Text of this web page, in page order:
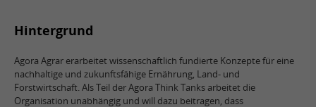
Hintergrund
Agora Agrar erarbeitet wissenschaftlich fundierte Konzepte für eine
nachhaltige und zukunftsfähige Ernährung, Land- und
Forstwirtschaft. Als Teil der Agora Think Tanks arbeitet die
Organisation unabhängig und will dazu beitragen, dass